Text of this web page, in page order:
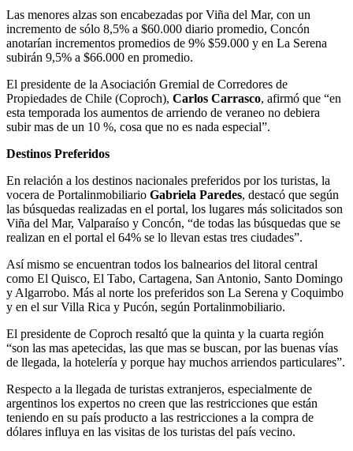
Las menores alzas son encabezadas por Viña del Mar, con un
incremento de sólo 8,5% a $60.000 diario promedio, Concón
anotarían incrementos promedios de 9% $59.000 y en La Serena
subirán 9,5% a $66.000 en promedio.
El presidente de la Asociación Gremial de Corredores de
Propiedades de Chile (Coproch), Carlos Carrasco, afirmó que “en
esta temporada los aumentos de arriendo de veraneo no debiera
subir mas de un 10 %, cosa que no es nada especial”.
Destinos Preferidos
En relación a los destinos nacionales preferidos por los turistas, la
vocera de Portalinmobiliario Gabriela Paredes, destacó que según
las búsquedas realizadas en el portal, los lugares más solicitados son
Viña del Mar, Valparaíso y Concón, “de todas las búsquedas que se
realizan en el portal el 64% se lo llevan estas tres ciudades”.
Así mismo se encuentran todos los balnearios del litoral central
como El Quisco, El Tabo, Cartagena, San Antonio, Santo Domingo
y Algarrobo. Más al norte los preferidos son La Serena y Coquimbo
y en el sur Villa Rica y Pucón, según Portalinmobiliario.
El presidente de Coproch resaltó que la quinta y la cuarta región
“son las mas apetecidas, las que mas se buscan, por las buenas vías
de llegada, la hotelería y porque hay muchos arriendos particulares”.
Respecto a la llegada de turistas extranjeros, especialmente de
argentinos los expertos no creen que las restricciones que están
teniendo en su país producto a las restricciones a la compra de
dólares influya en las visitas de los turistas del país vecino.